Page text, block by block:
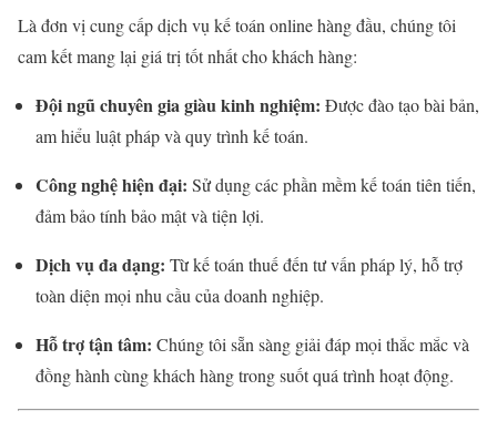
Là đơn vị cung cấp dịch vụ kế toán online hàng đầu, chúng tôi
cam kết mang lại giá trị tốt nhất cho khách hàng:
Đội ngũ chuyên gia giàu kinh nghiệm: Được đào tạo bài bản,
am hiểu luật pháp và quy trình kế toán.
Công nghệ hiện đại: Sử dụng các phần mềm kế toán tiên tiến,
đảm bảo tính bảo mật và tiện lợi.
Dịch vụ đa dạng: Từ kế toán thuế đến tư vấn pháp lý, hỗ trợ
toàn diện mọi nhu cầu của doanh nghiệp.
Hỗ trợ tận tâm: Chúng tôi sẵn sàng giải đáp mọi thắc mắc và
đồng hành cùng khách hàng trong suốt quá trình hoạt động.